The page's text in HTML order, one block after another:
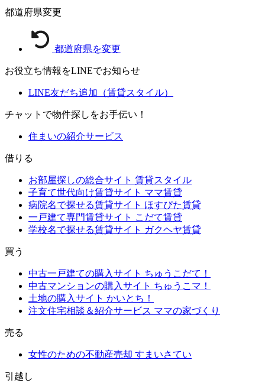
都道府県変更
都道府県を変更
お役立ち情報をLINEでお知らせ
LINE友だち追加（賃貸スタイル）
チャットで物件探しをお手伝い！
住まいの紹介サービス
借りる
お部屋探しの総合サイト 賃貸スタイル
子育て世代向け賃貸サイト ママ賃貸
病院名で探せる賃貸サイト ほすぴた賃貸
一戸建て専門賃貸サイト こだて賃貸
学校名で探せる賃貸サイト ガクヘヤ賃貸
買う
中古一戸建ての購入サイト ちゅうこだて！
中古マンションの購入サイト ちゅうこマ！
土地の購入サイト かいとち！
注文住宅相談＆紹介サービス ママの家づくり
売る
女性のための不動産売却 すまいさてい
引越し